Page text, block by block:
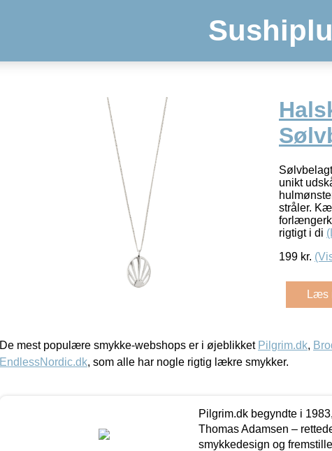
unikt
stråler.
rigtigt i di
199 kr.
Læs
De mest populære smykke-webshops er i øjeblikket Pilgrim.dk,
EndlessNordic.dk, som alle har nogle rigtig lækre smykker.
Pilgrim.dk begyndte i
Thomas Adamsen –
smykkedesign og